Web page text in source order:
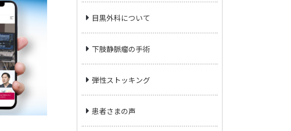
目黒外科について
下肢静脈瘤の手術
弾性ストッキング
患者さまの声